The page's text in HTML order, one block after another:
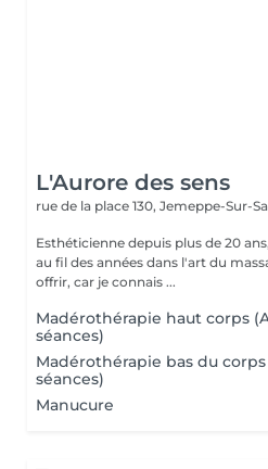
L'Aurore des sens
rue de la place 130, Jemeppe-Sur-
Esthéticienne depuis plus de 20
au fil des années dans l'art du
offrir, car je connais ...
Madérothérapie haut corps
séances)
Madérothérapie bas du
séances)
Manucure